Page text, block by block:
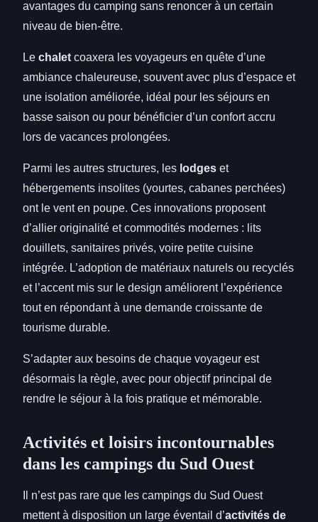
avantages du camping sans renoncer à un certain
niveau de bien-être.
Le chalet coaxera les voyageurs en quête d’une
ambiance chaleureuse, souvent avec plus d’espace et
une isolation améliorée, idéal pour les séjours en
basse saison ou pour bénéficier d’un confort accru
lors de vacances prolongées.
Parmi les autres structures, les lodges et
hébergements insolites (yourtes, cabanes perchées)
ont le vent en poupe. Ces innovations proposent
d’allier originalité et commodités modernes : lits
douillets, sanitaires privés, voire petite cuisine
intégrée. L’adoption de matériaux naturels ou recyclés
et l’accent mis sur le design améliorent l’expérience
tout en répondant à une demande croissante de
tourisme durable.
S’adapter aux besoins de chaque voyageur est
désormais la règle, avec pour objectif principal de
rendre le séjour à la fois pratique et mémorable.
Activités et loisirs incontournables
dans les campings du Sud Ouest
Il n’est pas rare que les campings du Sud Ouest
mettent à disposition un large éventail d’activités de